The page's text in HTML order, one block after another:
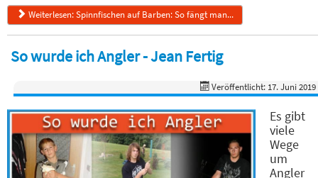
Weiterlesen: Spinnfischen auf Barben: So fängt man...
So wurde ich Angler - Jean Fertig
Veröffentlicht: 17. Juni 2019
Es gibt
viele
Wege
um
Angler